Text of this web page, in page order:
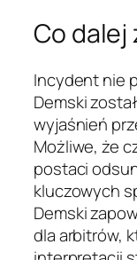
Co dalej
Incydent nie
Demski
wyjaśnień
Możliwe, że
postaci
kluczowych
Demski
dla arbitrów,